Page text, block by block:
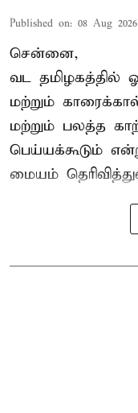
Published on: 08 Aug
சென்னை,
வட தமிழகத்தில்
மற்றும்
மற்றும் பலத்த
பெய்யக்கூடும்
மையம்